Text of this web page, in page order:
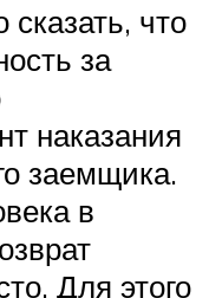
что
за
наказания
заемщика.
в
Для этого